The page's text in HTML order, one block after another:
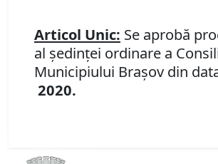
Articol Unic: Se aprobă
al şedinţei ordinare a
Municipiului Brașov din
2020.